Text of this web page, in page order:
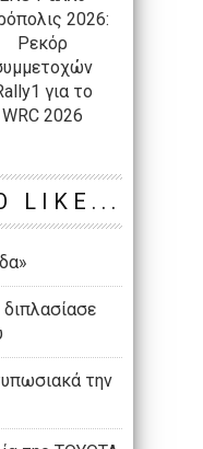
2026:
Ρεκόρ
για το
WRC 2026
LIKE...
την